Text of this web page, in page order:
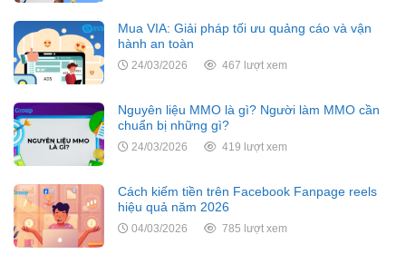
Mua VIA: Giải pháp tối ưu quảng cáo và vận
hành an toàn
24/03/2026 467 lượt xem
Nguyên liệu MMO là gì? Người làm MMO cần
chuẩn bị những gì?
24/03/2026 419 lượt xem
Cách kiếm tiền trên Facebook Fanpage reels
hiệu quả năm 2026
04/03/2026 785 lượt xem